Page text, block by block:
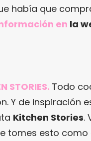
había que
en la
STORIES. Todo
Y de inspiración
Kitchen Stories.
tomes esto como